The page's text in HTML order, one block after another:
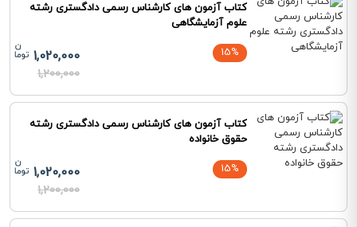
کتاب آزمون های کارشناس رسمی دادگستری رشته
علوم آزمایشگاهی
15%
1,020,000
1,200,000
کتاب آزمون های کارشناس رسمی دادگستری رشته‌
حقوق خانواده
15%
1,020,000
1,200,000